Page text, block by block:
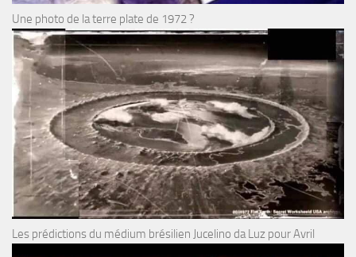
Une photo de la terre plate de 1972 ?
Les prédictions du médium brésilien Jucelino da Luz pour Avril